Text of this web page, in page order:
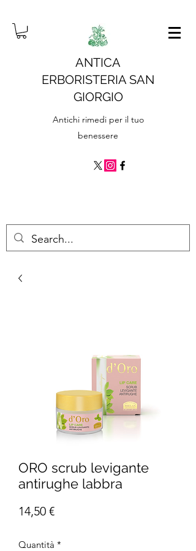
ANTICA
ERBORISTERIA SAN
GIORGIO
Antichi rimedi per il tuo
benessere
ORO scrub levigante
antirughe labbra
14,50 €Prezzo
Quantità *